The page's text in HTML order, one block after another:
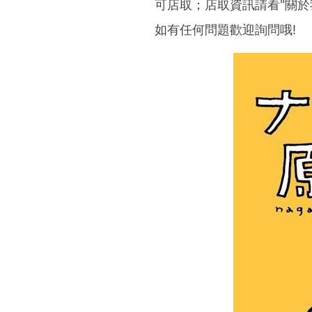
可店取；店取資訊請看"關
如有任何問題歡迎詢問哦!